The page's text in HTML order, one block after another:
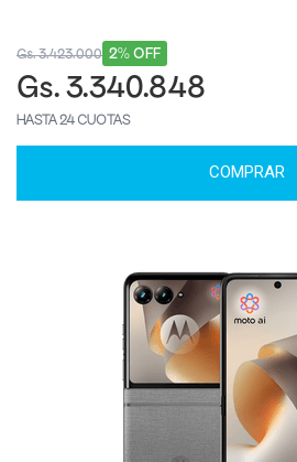
2% OFF
Gs. 3.423.000
Gs. 3.340.848
HASTA 24 CUOTAS
COMPRAR